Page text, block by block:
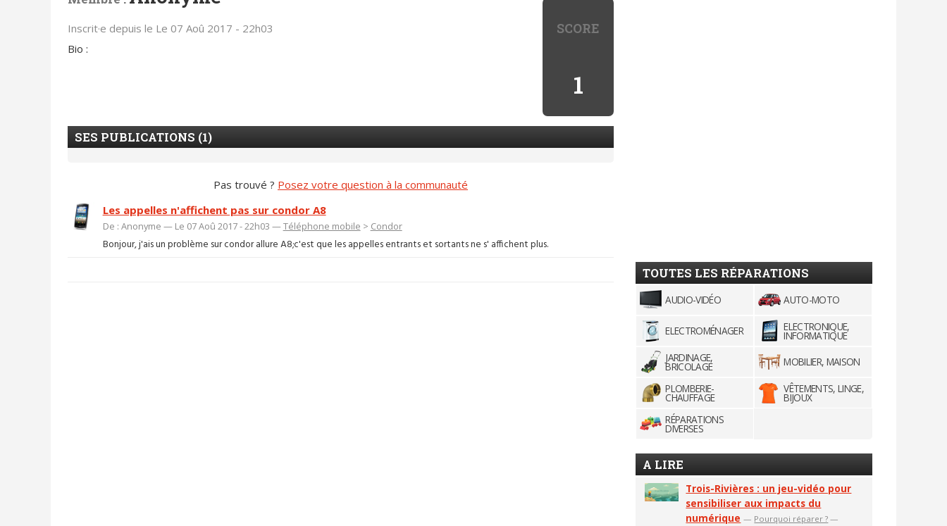
SCORE
1
Inscrit·e depuis le Le 07 Aoû 2017 - 22h03
Bio :
SES PUBLICATIONS (1)
Pas trouvé ? Posez votre question à la communauté
Les appelles n'affichent pas sur condor A8
De : Anonyme — Le 07 Aoû 2017 - 22h03 —Téléphone mobile > Condor
Bonjour, j'ais un problème sur condor allure A8;c'est que les appelles entrants et sortants ne s' affichent plus.
TOUTES LES RÉPARATIONS
AUDIO-VIDÉO AUTO-MOTO
ELECTROMÉNAGER ELECTRONIQUE,
INFORMATIQUE
JARDINAGE,
BRICOLAGE
MOBILIER, MAISON
PLOMBERIE-
CHAUFFAGE
VÊTEMENTS, LINGE,
BIJOUX
RÉPARATIONS
DIVERSES
A LIRE
Trois-Rivières : un jeu-vidéo pour
sensibiliser aux impacts du
numérique — Pourquoi réparer ? —